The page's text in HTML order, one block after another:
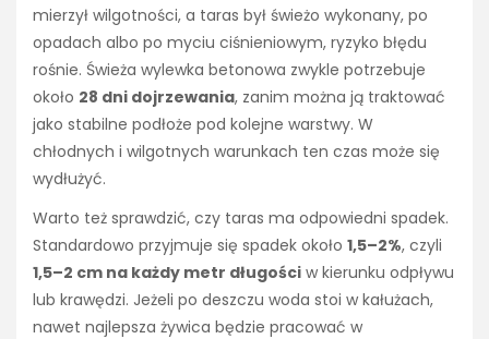
mierzył wilgotności, a taras był świeżo wykonany, po
opadach albo po myciu ciśnieniowym, ryzyko błędu
rośnie. Świeża wylewka betonowa zwykle potrzebuje
około 28 dni dojrzewania, zanim można ją traktować
jako stabilne podłoże pod kolejne warstwy. W
chłodnych i wilgotnych warunkach ten czas może się
wydłużyć.
Warto też sprawdzić, czy taras ma odpowiedni spadek.
Standardowo przyjmuje się spadek około 1,5–2%, czyli
1,5–2 cm na każdy metr długości w kierunku odpływu
lub krawędzi. Jeżeli po deszczu woda stoi w kałużach,
nawet najlepsza żywica będzie pracować w